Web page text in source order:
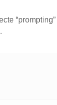
“prompting”